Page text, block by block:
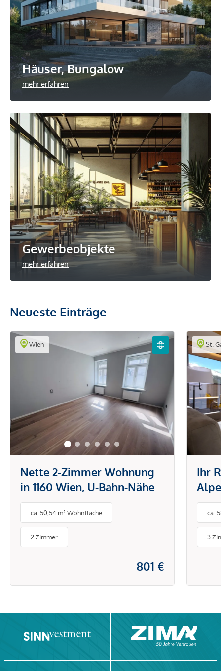
Häuser, Bungalow
mehr erfahren
Gewerbeobjekte
mehr erfahren
Neueste Einträge
Wien
Nette 2-Zimmer Wohnung
in 1160 Wien, U-Bahn-Nähe
ca. 50,54 m² Wohnfläche
2 Zimmer
801 €
St.
Ihr
ca.
3